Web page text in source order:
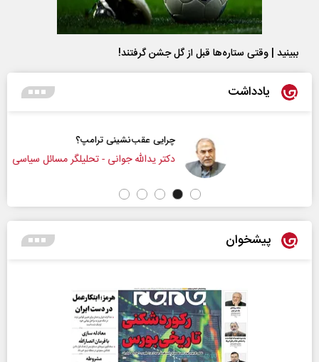
ببینید | وقتی ستاره‌ها قبل از گل جشن گرفتند!
یادداشت
چرایی عقب‌نشینی ترامپ؟
دکتر یدالله جوانی - تحلیلگر مسائل سیاسی
پیشخوان